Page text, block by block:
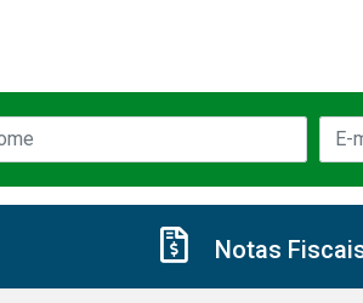
Notas